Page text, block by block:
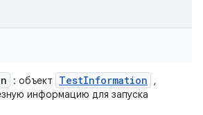
: объект TestInformation
,
информацию для запуска